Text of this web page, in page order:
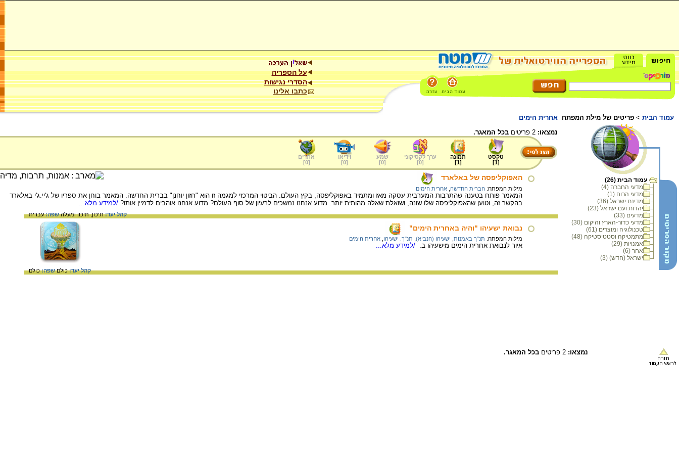
על הספריה
הסדרי נגישות
כתבו אלינו
עמוד הבית > פריטים של מילת המפתח אחרית הימים
עמוד הבית (26)
מדעי החברה (4)
מדעי הרוח (1)
מדינת ישראל (36)
יהדות ועם ישראל (23)
מדעים (33)
מדעי כדור-הארץ והיקום (30)
טכנולוגיה ומוצרים (61)
מתמטיקה וסטטיסטיקה (48)
אמנויות (29)
אחר (6)
ישראל (חדש) (3)
נמצאו: בכל המאגר.
טקסט
[
1
]
תמונה
[
1
]
ערך לקסיקוני
[
0
]
שמע
[
0
]
וידיאו
[
0
]
אתרים
[
0
]
האפוקליפסה של באלארד
מילות המפתח: הברית החדשה אחרית הימים
המאמר פותח בטענה שהתרבות המערבית עסקה מאז ומתמיד באפוקליפסה, בקץ העולם. הביטוי המרכזי למגמה זו הוא "חזון יוחנן" בברית החדשה. המאמר בוחן את ספריו של ג'יי.ג'י באלארד
בהקשר זה, וטוען שהאפוקליפסה שלו שונה, ושואלת שאלה מהותית יותר: מדוע אנחנו נמשכים לרעיון של סוף העולם? מדוע אנחנו אוהבים לדמיין אותו? /למידע מלא...
קהל יעד:תיכון,תיכון ומעלהשפה:עברית
נבואת ישעיהו "והיה באחרית הימים"
מילות המפתח: תנ"ך באמנות ישעיהו (הנביא) תנ"ך. ישעיהו אחרית הימים
איור לנבואת אחרית הימים מישעיהו ב. /למידע מלא...
קהל יעד:כולםשפה:כולם
נמצאו: בכל המאגר.